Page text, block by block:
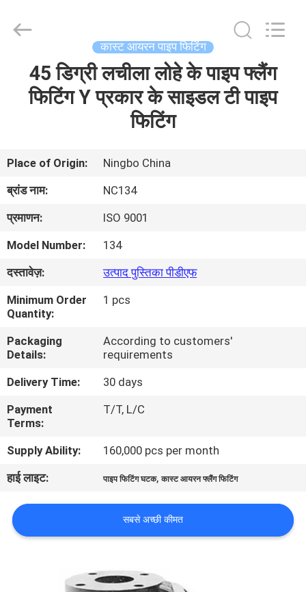
वीडियो
बारे
में
कारखाने
का
दौरा
गुणवत्ता
नियंत्रण
हमसे
संपर्क
करें
Foundry
CO.,LTD.
कास्ट आयरन पाइप फिटिंग
45 डिग्री लचीला लोहे के पाइप फ्लैंग
फिटिंग Y प्रकार के साइडल टी पाइप
फिटिंग
Place of Origin:
Ningbo China
ब्रांड नाम:
NC134
प्रमाणन:
ISO 9001
Model Number:
134
दस्तावेज़:
उत्पाद पुस्तिका पीडीएफ
Minimum Order
Quantity:
1 pcs
Packaging
Details:
According to customers'
requirements
Delivery Time:
30 days
Payment
Terms:
T/T, L/C
Supply Ability:
160,000 pcs per month
हाई लाइट:
पाइप फिटिंग घटक,कास्ट आयरन फ्लैंग फिटिंग
सबसे अच्छी कीमत